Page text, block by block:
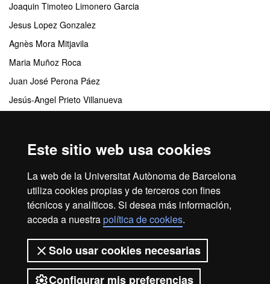
Este sitio web usa cookies
La web de la Universitat Autònoma de Barcelona
utiliza cookies propias y de terceros con fines
técnicos y analíticos. Si desea más información,
acceda a nuestrapolítica de cookies.
Solo usar cookies necesarias
Configurar mis preferencias
Joaquin Timoteo Limonero Garcia
Jesus Lopez Gonzalez
Agnès Mora Mitjavila
Maria Muñoz Roca
Juan José Perona Páez
Jesús-Angel Prieto Villanueva
Centros responsables
Departamento de Psicología Básica, Evolutiva y de la Educación
Sobre el web
Accesibilidad web